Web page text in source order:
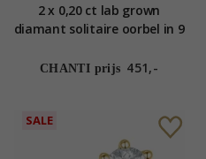
2 x 0,20 ct lab grown
diamant solitaire oorbel in 9
diamant
CHANTI prijs 451,-
SALE